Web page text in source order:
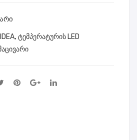
, ტემპერატურის LED